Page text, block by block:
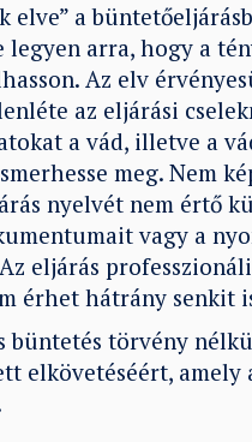
elve” a
legyen arra, hogy a
Az elv
az eljárási
a vád, illetve a
meg. Nem
nyelvét nem értő
vagy a
eljárás
érhet hátrány senkit
büntetés törvény
elkövetéséért, amely